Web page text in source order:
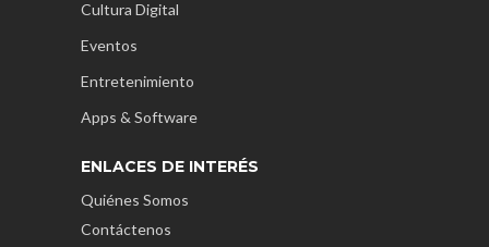
Cultura Digital
Eventos
Entretenimiento
Apps & Software
ENLACES DE INTERÉS
Quiénes Somos
Contáctenos